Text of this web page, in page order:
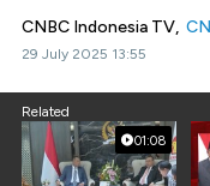
CNBC Indonesia TV,
29 July 2025 13:55
Related
01:08